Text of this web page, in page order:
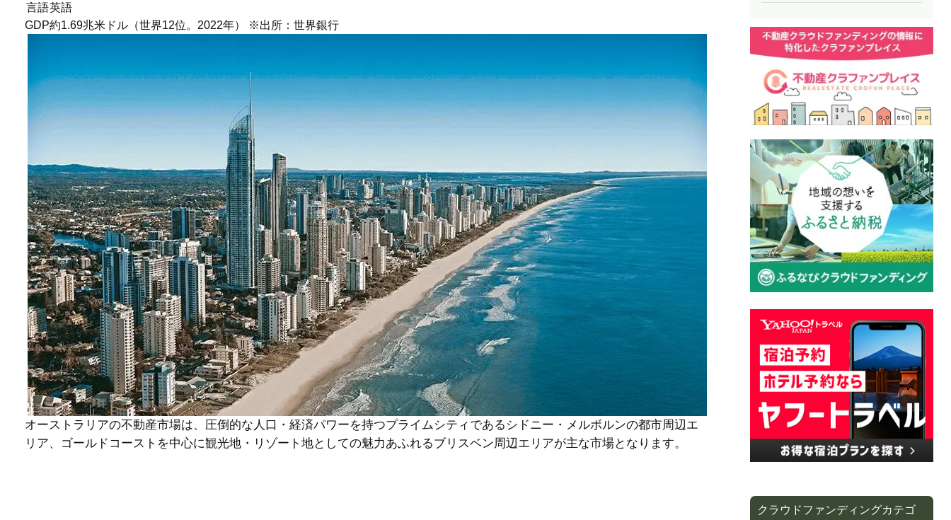
言語英語
GDP約1.69兆米ドル （世界12位。2022年） ※出所：世界銀行
オーストラリアの不動産市場は、圧倒的な人口・経済パワーを持つプライムシティであるシドニー・メルボルンの都市周辺エ
リア、ゴールドコーストを中心に観光地・リゾート地としての魅力あふれるブリスベン周辺エリアが主な市場となります。
クラウドファンディングカテゴ